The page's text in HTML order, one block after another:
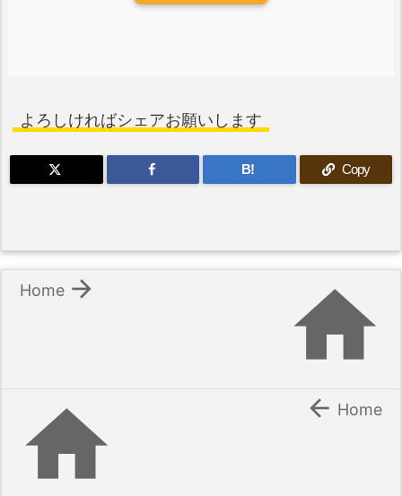
よろしければシェアお願いします
B! Copy


Home
  Home